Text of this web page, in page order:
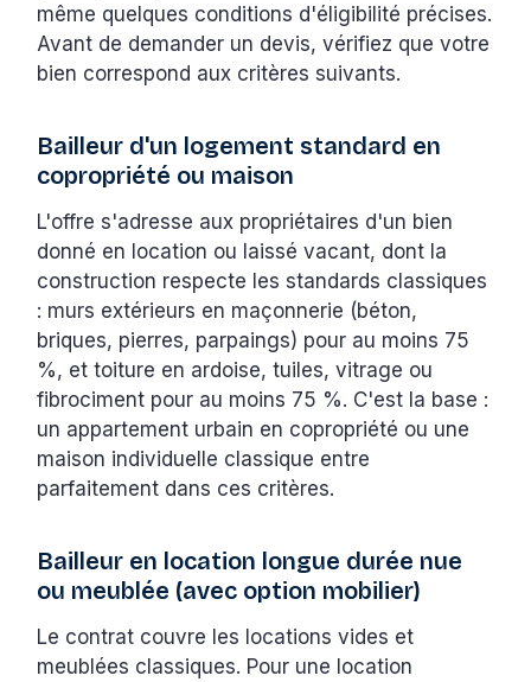
même quelques conditions d'éligibilité précises.
Avant de demander un devis, vérifiez que votre
bien correspond aux critères suivants.
Bailleur d'un logement standard en
copropriété ou maison
L'offre s'adresse aux propriétaires d'un bien
donné en location ou laissé vacant, dont la
construction respecte les standards classiques
: murs extérieurs en maçonnerie (béton,
briques, pierres, parpaings) pour au moins 75
%, et toiture en ardoise, tuiles, vitrage ou
fibrociment pour au moins 75 %. C'est la base :
un appartement urbain en copropriété ou une
maison individuelle classique entre
parfaitement dans ces critères.
Bailleur en location longue durée nue
ou meublée (avec option mobilier)
Le contrat couvre les locations vides et
meublées classiques. Pour une location